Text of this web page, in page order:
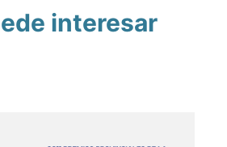
interesar